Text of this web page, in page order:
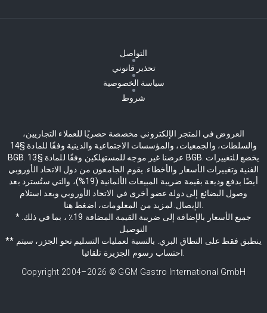
التواصل
تحذير قانوني
سياسة الخصوصية
شروط
العروض في المتجر الإلكتروني مخصصة حصريًا للعملاء التجاريين،
والسلطات، والجمعيات، والمؤسسات الاجتماعية والدينية وفقًا للمادة §14
BGB. عرضنا غير موجه للمستهلكين وفقًا للمادة §13 BGB. يخضع للتغييرات
الفنية وتغييرات الأسعار والأخطاء. يقوم الجامعون من دول الاتحاد الأوروبي
أيضًا بدفع وديعة بقيمة ضريبة المبيعات الألمانية (19%)، والتي ستُسترد بعد
وصول البضائع إلى دولة عضو أخرى في الاتحاد الأوروبي وبعد استلام
* جميع الأسعار بالإضافة إلى ضريبة القيمة المضافة 19٪ ، بما في ذلك.
التوصيل
** ينطبق فقط على النطاق البري. بالنسبة لعمليات التسليم نحو الجزر، سيتم
Copyright 2004–2026 © GGM Gastro International GmbH